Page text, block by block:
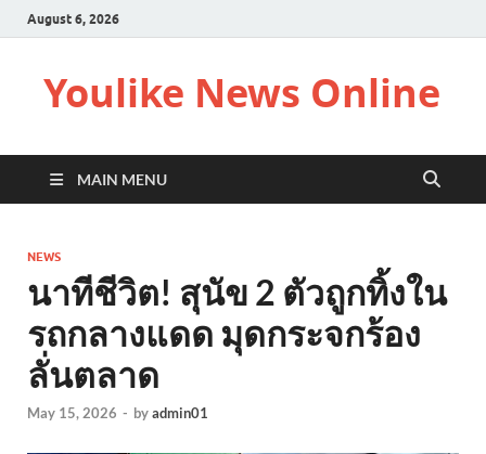
August 6, 2026
Youlike News Online
MAIN MENU
NEWS
นาทีชีวิต! สุนัข 2 ตัวถูกทิ้งใน
รถกลางแดด มุดกระจกร้อง
ลั่นตลาด
May 15, 2026 - byadmin01